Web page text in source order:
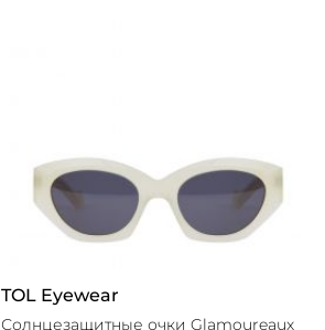
TOL Eyewear
Солнцезащитные очки Glamoureaux